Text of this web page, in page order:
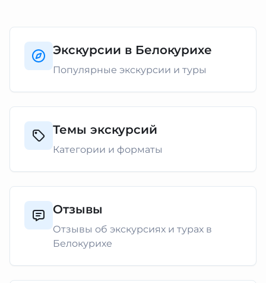
Экскурсии в Белокурихе
Популярные экскурсии и туры
Темы экскурсий
Категории и форматы
Отзывы
Отзывы об экскурсиях и турах в
Белокурихе